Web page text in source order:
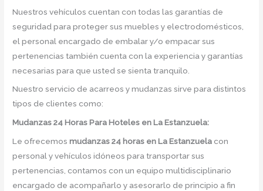
Nuestros vehículos cuentan con todas las garantías de
seguridad para proteger sus muebles y electrodomésticos,
el personal encargado de embalar y/o empacar sus
pertenencias también cuenta con la experiencia y garantías
necesarias para que usted se sienta tranquilo.
Nuestro servicio de acarreos y mudanzas sirve para distintos
tipos de clientes como:
Mudanzas 24 Horas Para Hoteles en La Estanzuela:
Le ofrecemosmudanzas 24 horas enLa Estanzuela con
personal y vehículos idóneos para transportar sus
pertenencias, contamos con un equipo multidisciplinario
encargado de acompañarlo y asesorarlo de principio a fin